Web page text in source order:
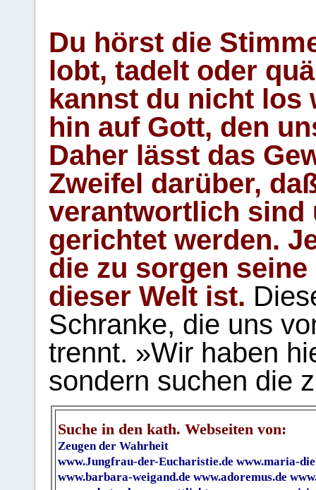
Du hörst die
lobt, tadelt oder
kannst du nicht los
hin auf Gott, den
Daher lässt das
Zweifel darüber,
verantwortlich sind
gerichtet werden.
die zu sorgen
dieser Welt ist.
Schranke, die uns
trennt. »Wir haben
sondern suchen die
Suche in den kath. Webseiten von:
Zeugen der Wahrheit
www.Jungfrau-der-Eucharistie.de www.maria-
www.barbara-weigand.de www.adoremus.de